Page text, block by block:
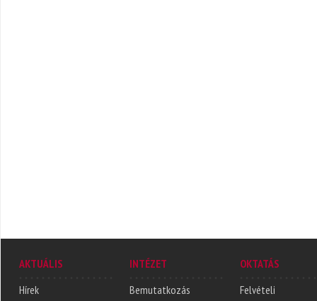
AKTUÁLIS
Hírek
INTÉZET
Bemutatkozás
OKTATÁS
Felvételi